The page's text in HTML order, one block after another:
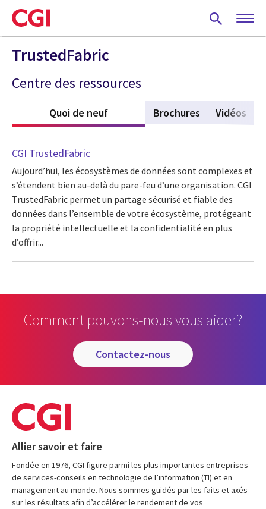
Skip
to
main
content
TrustedFabric
Centre des ressources
Quoi de neuf (active tab)Brochures Vidéos
CGI TrustedFabric
Aujourd’hui, les écosystèmes de données sont complexes et
s’étendent bien au-delà du pare-feu d’une organisation. CGI
TrustedFabric permet un partage sécurisé et fiable des
données dans l’ensemble de votre écosystème, protégeant
la propriété intellectuelle et la confidentialité en plus
d’offrir...
Comment pouvons-nous vous aider?
contactez-nous
Allier savoir et faire
Fondée en 1976, CGI figure parmi les plus importantes entreprises
de services-conseils en technologie de l’information (TI) et en
management au monde. Nous sommes guidés par les faits et axés
sur les résultats afin d’accélérer le rendement de vos